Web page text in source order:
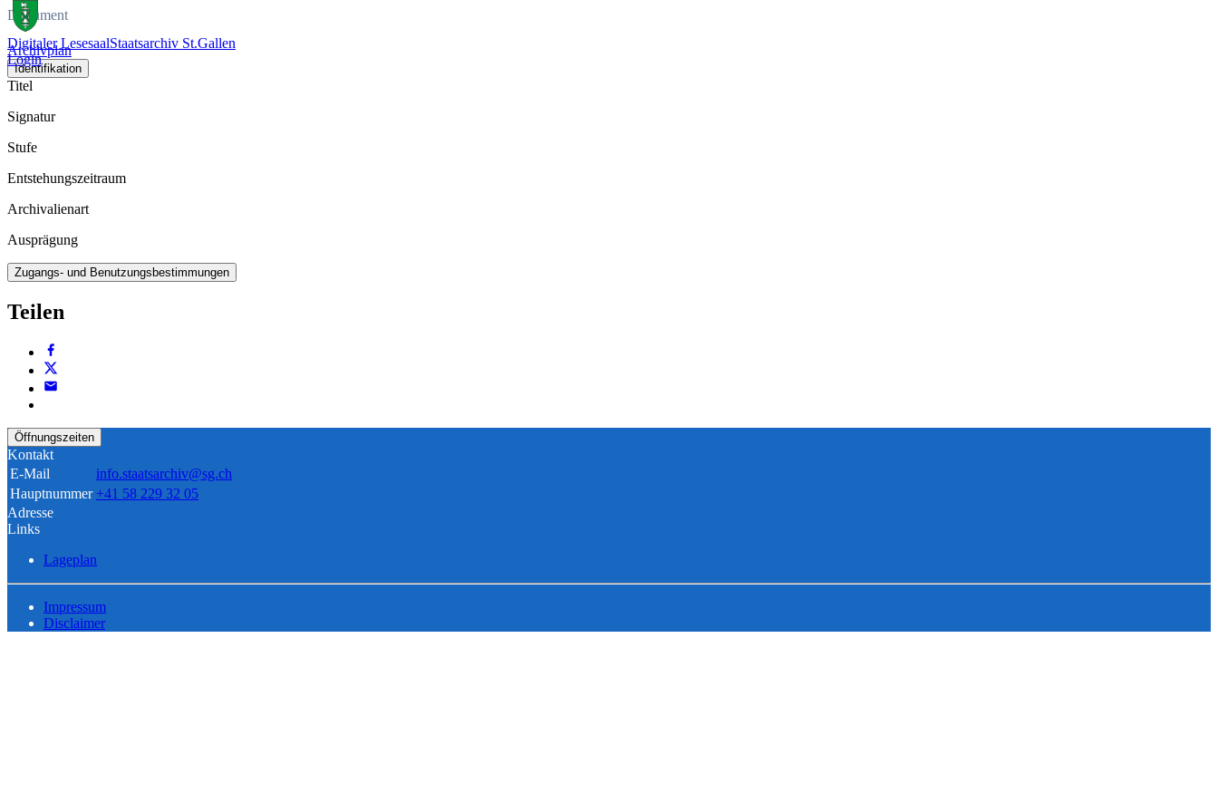
Digitaler LesesaalStaatsarchiv St.Gallen
Login
Dokument
Archivplan
Identifikation
Titel
Signatur
Stufe
Entstehungszeitraum
Archivalienart
Ausprägung
Zugangs- und Benutzungsbestimmungen
Teilen
Öffnungszeiten
Kontakt
E-Mail
info.staatsarchiv@sg.ch
Hauptnummer +41 58 229 32 05
Adresse
Links
Lageplan
Impressum
Disclaimer